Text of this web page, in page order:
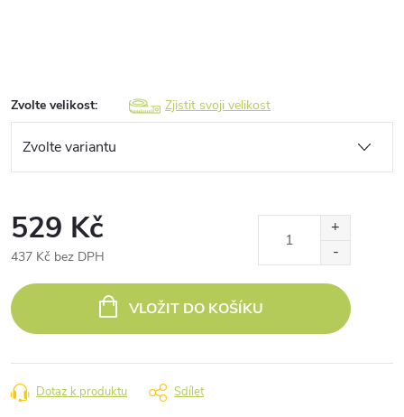
Zvolte velikost: Zjistit svoji velikost
529 Kč
437 Kč bez DPH
cena:
VLOŽIT DO KOŠÍKU
Dotaz k produktu Sdílet